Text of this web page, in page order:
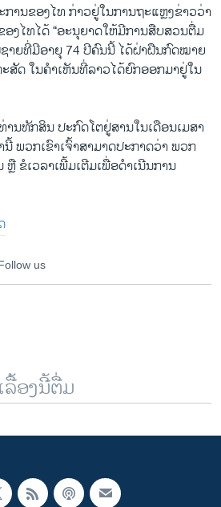
ານຂອງໄທ ກ່າວຢູ່ໃນການຖະແຫຼງຂ່າວວ່າ
ງໄທໄດ້ “ອະນຸຍາດໃຫ້ມີການສືບສວນຕື່ມ
າຍທີ່ມີອາຍຸ 74 ປີຄົນນີ້ ໄດ້ຝ່າຝືນກົດໝາຍ
ດ ໃນຄຳເຫັນທີ່ລາວໄດ້ຍົກອອກມາຢູ່ໃນ
ນທັກສິນ ປະກົດໂຕຢູ່ສານໃນເດືອນເມສາ
ນີ້ ພວກເຂົາເຈົ້າສາມາດປະກາດວ່າ ພວກ
ຂໍເວລາເພີ້ມເຕີມເພື່ອດໍາເນີນການ
us
ອງນີ້ຕື່ມ